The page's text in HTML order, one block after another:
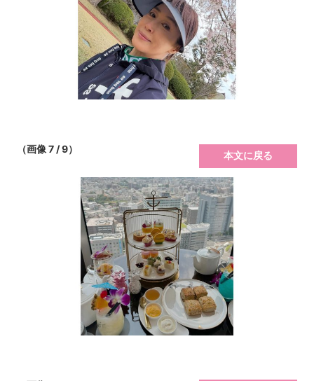
（画像 7 / 9）
本文に戻る